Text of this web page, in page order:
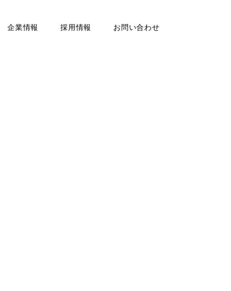
企業情報 採用情報 お問い合わせ